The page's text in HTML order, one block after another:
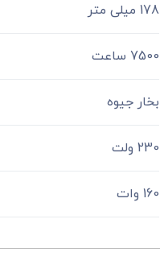
178 میلی متر
7500 ساعت
بخار جیوه
230 ولت
160 وات